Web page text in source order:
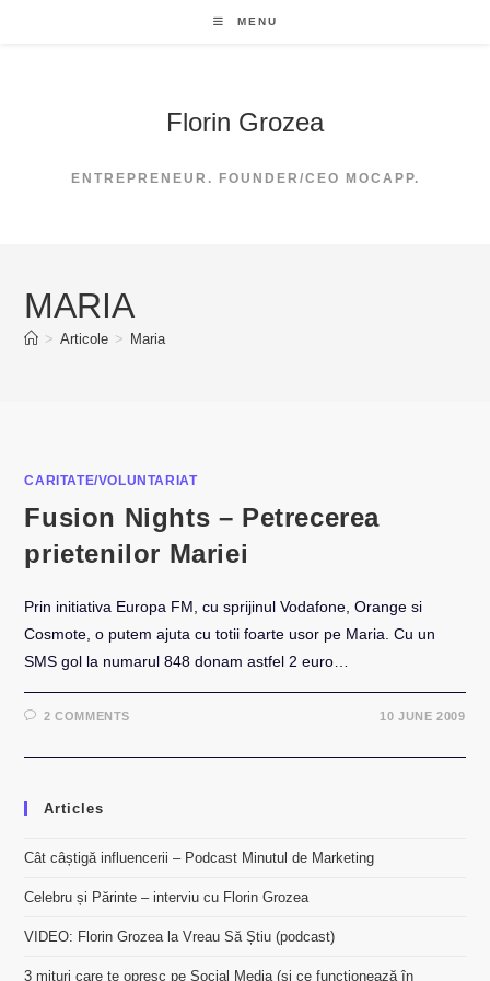
MENU
Florin Grozea
ENTREPRENEUR. FOUNDER/CEO MOCAPP.
MARIA
> Articole > Maria
CARITATE/VOLUNTARIAT
Fusion Nights – Petrecerea
prietenilor Mariei
Prin initiativa Europa FM, cu sprijinul Vodafone, Orange si
Cosmote, o putem ajuta cu totii foarte usor pe Maria. Cu un
SMS gol la numarul 848 donam astfel 2 euro…
2 COMMENTS 10 JUNE 2009
Articles
Cât câștigă influencerii – Podcast Minutul de Marketing
Celebru și Părinte – interviu cu Florin Grozea
VIDEO: Florin Grozea la Vreau Să Știu (podcast)
3 mituri care te opresc pe Social Media (și ce funcționează în